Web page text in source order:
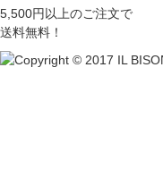
5,500円以上のご注文で
送料無料！